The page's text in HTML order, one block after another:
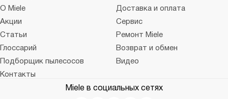
О Miele
Доставка и оплата
Акции
Сервис
Статьи
Ремонт Miele
Глоссарий
Возврат и обмен
Подборщик пылесосов
Видео
Контакты
Miele в социальных сетях